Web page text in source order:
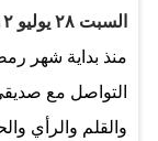
سيارة الأجرة ثم
تحسدني! قلت
السبت ٢٨ يوليو ٢٠١٢
منذ بداية شهر
التواصل مع
والقلم والرأي